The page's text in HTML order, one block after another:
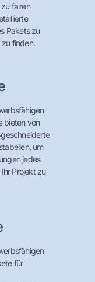
fairen
Pakets zu
finden.
bieten von
um
jedes
Projekt zu
für